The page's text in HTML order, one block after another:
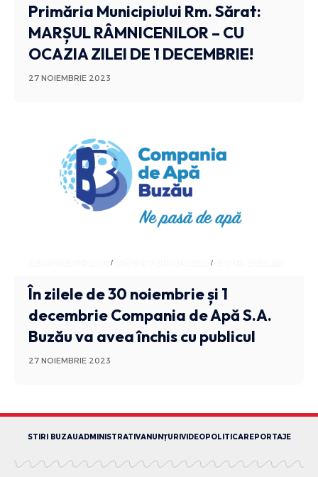
Primăria Municipiului Rm. Sărat:
MARȘUL RÂMNICENILOR – CU
OCAZIA ZILEI DE 1 DECEMBRIE!
27 NOIEMBRIE 2023
ADMINISTRATIV ANUNTURI BUZAU
În zilele de 30 noiembrie și 1
decembrie Compania de Apă S.A.
Buzău va avea închis cu publicul
27 NOIEMBRIE 2023
STIRI BUZAUADMINISTRATIVANUNȚURI VIDEOPOLITICAREPORTAJE